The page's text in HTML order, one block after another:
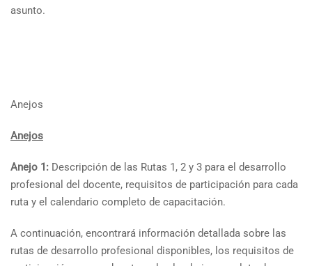
asunto.
Anejos
Anejos
Anejo 1: Descripción de las Rutas 1, 2 y 3 para el desarrollo
profesional del docente, requisitos de participación para cada
ruta y el calendario completo de capacitación.
A continuación, encontrará información detallada sobre las
rutas de desarrollo profesional disponibles, los requisitos de